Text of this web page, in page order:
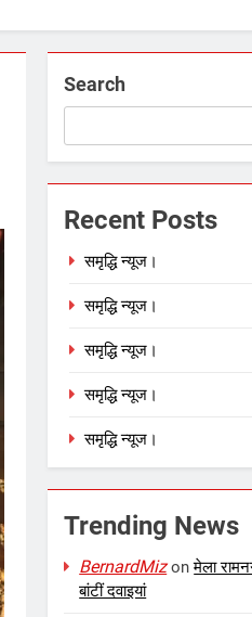
Search
Recent Posts
समृद्धि न्यूज।
समृद्धि न्यूज।
समृद्धि न्यूज।
समृद्धि न्यूज।
समृद्धि न्यूज।
Trending News
BernardMizonमेला
बांटीं दवाइयां